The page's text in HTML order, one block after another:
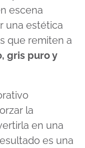
escena
una estética
que remiten a
gris puro y
la
en una
es una